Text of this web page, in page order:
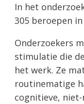
In het
305 beroepen
Onderzoekers
stimulatie die
het werk. Ze
routinematige
cognitieve,